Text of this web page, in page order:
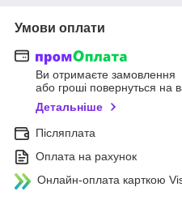
Умови оплати
Ви отримаєте замовлення
або гроші повернуться на
Детальніше
Післяплата
Оплата на рахунок
Онлайн-оплата карткою